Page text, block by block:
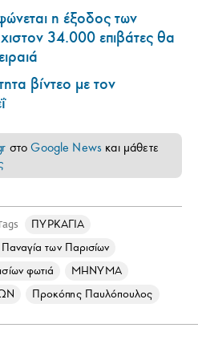
η έξοδος των
34.000 επιβάτες θα
βίντεο με τον
στοGoogle News και μάθετε
ΠΥΡΚΑΓΙΑ
των Παρισίων
φωτιά
ΜΗΝΥΜΑ
Προκόπης Παυλόπουλος